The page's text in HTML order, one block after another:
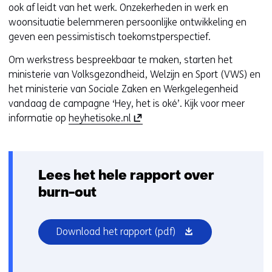
ook af leidt van het werk. Onzekerheden in werk en
woonsituatie belemmeren persoonlijke ontwikkeling en
geven een pessimistisch toekomstperspectief.
Om werkstress bespreekbaar te maken, starten het
ministerie van Volksgezondheid, Welzijn en Sport (VWS) en
het ministerie van Sociale Zaken en Werkgelegenheid
vandaag de campagne ‘Hey, het is oké’. Kijk voor meer
informatie op heyhetisoke.nl (
n
n
n
i
Lees het hele rapport over
burn-out
Download het rapport (pdf) (opent
in